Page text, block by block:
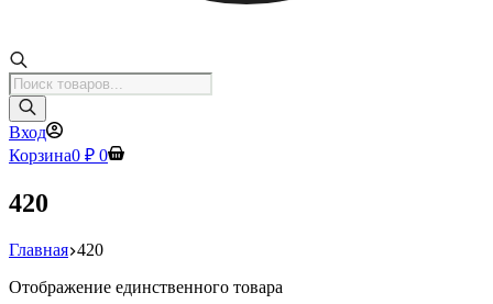
Поиск
товаров
Вход
Корзина0 ₽ 0
420
Главная 420
Отображение единственного товара